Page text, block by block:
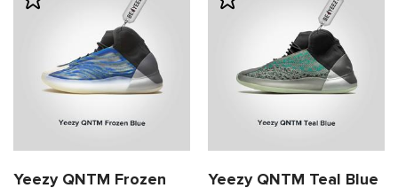
Yeezy QNTM Frozen Yeezy QNTM Teal Blue
и в
наш